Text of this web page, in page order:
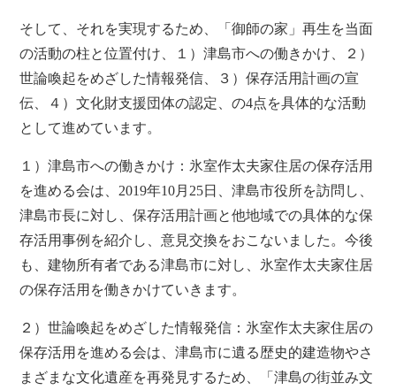
そして、それを実現するため、「御師の家」再生を当面
の活動の柱と位置付け、１）津島市への働きかけ、２）
世論喚起をめざした情報発信、３）保存活用計画の宣
伝、４）文化財支援団体の認定、の4点を具体的な活動
として進めています。
１）津島市への働きかけ：氷室作太夫家住居の保存活用
を進める会は、2019年10月25日、津島市役所を訪問し、
津島市長に対し、保存活用計画と他地域での具体的な保
存活用事例を紹介し、意見交換をおこないました。今後
も、建物所有者である津島市に対し、氷室作太夫家住居
の保存活用を働きかけていきます。
２）世論喚起をめざした情報発信：氷室作太夫家住居の
保存活用を進める会は、津島市に遺る歴史的建造物やさ
まざまな文化遺産を再発見するため、「津島の街並み文